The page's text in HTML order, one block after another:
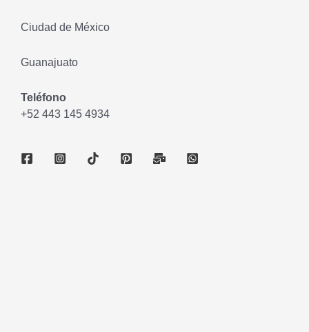
Ciudad de México
Guanajuato
Teléfono
+52 443 145 4934